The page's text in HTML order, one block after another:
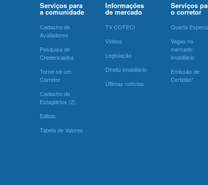
Serviços para
a comunidade
Cadastro de
Avaliadores
Pesquisa de
Credenciados
Torne-se um
Corretor
Cadastro de
Estagiários (2)
Editais
Tabela de Valores
Informações
de mercado
TV COFECI
Vídeos
Legislação
Direito Imobiliário
Últimas notícias
Serviços
o corretor
Quarta
Vagas no
mercado
imobiliário
Emissão de
Certidão*